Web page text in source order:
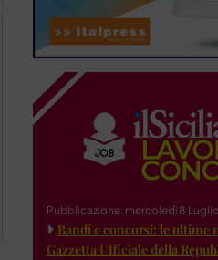
Pubblicazione: mercoledì 8
Bandi e concorsi: le ultime
Gazzetta Ufficiale della